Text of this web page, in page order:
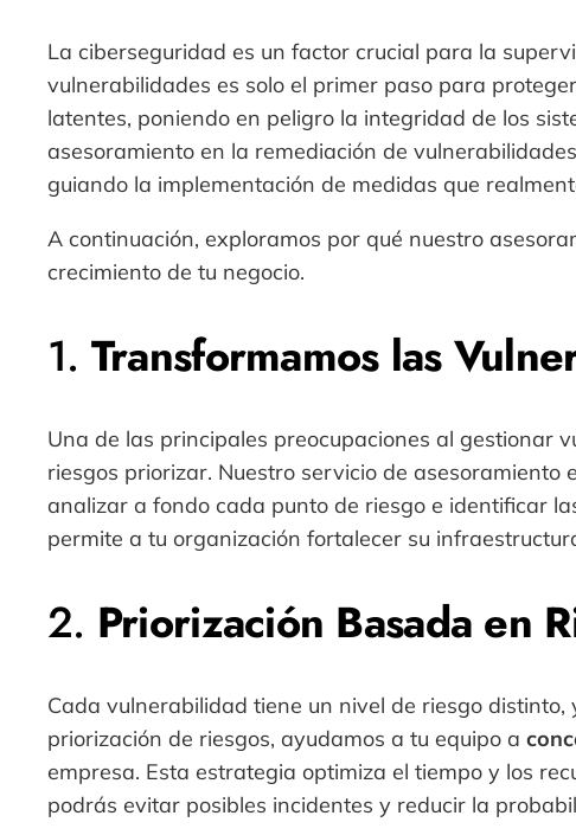
La ciberseguridad es un factor crucial para la
vulnerabilidades es solo el primer paso para
latentes, poniendo en peligro la integridad de los
asesoramiento en la remediación de
guiando la implementación de medidas que
A continuación, exploramos por qué nuestro
crecimiento de tu negocio.
1. Transformamos las
Una de las principales preocupaciones al gestionar
riesgos priorizar. Nuestro servicio de
analizar a fondo cada punto de riesgo e identificar
permite a tu organización fortalecer su
2. Priorización Basada en
Cada vulnerabilidad tiene un nivel de riesgo
priorización de riesgos, ayudamos a tu equipo a
empresa. Esta estrategia optimiza el tiempo y los
podrás evitar posibles incidentes y reducir la